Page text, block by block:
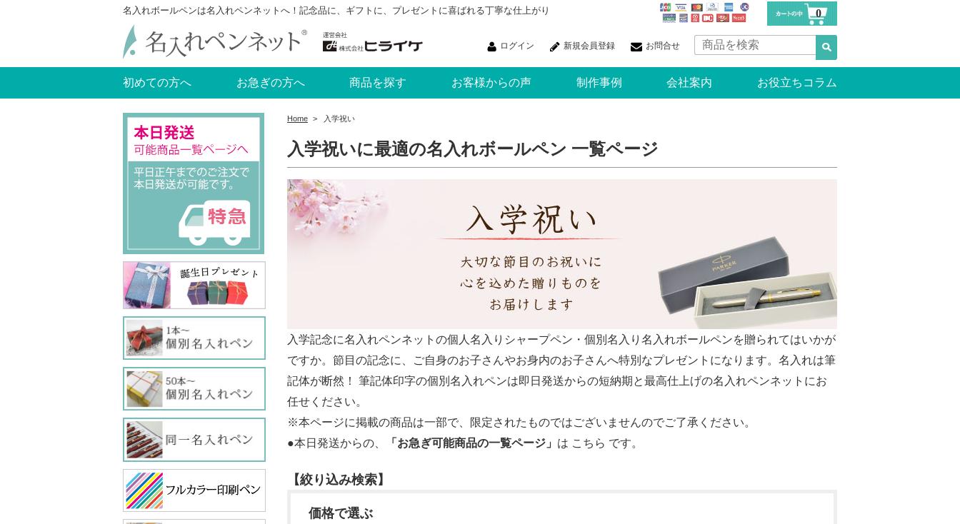
名入れボールペンは名入れペンネットへ！記念品に、ギフトに、プレゼントに喜ばれる丁寧な仕上がり 0
ログイン 新規会員登録 お問合せ
初めての方へ お急ぎの方へ 商品を探す お客様からの声 制作事例 会社案内 お役立ちコラム
Home > 入学祝い
入学祝いに最適の名入れボールペン 一覧ページ
入学記念に名入れペンネット の個人名入りシャープペン・ 個別名入り名入れボールペンを贈られてはいかが
ですか。節目の記念に、ご自身のお子さんやお身内のお子さんへ特別なプレゼントになります。名入れは筆
記体が断然！ 筆記体印字の個別名入れペンは即日発送からの短納期と最高仕上げの名入れペンネットにお
任せください。
※本ページに掲載の商品は一部で、限定されたものではございませんのでご了承ください。
●本日発送からの、
「お急ぎ可能商品の一覧ページ」 は こちら です。
【絞り込み検索】
価格で選ぶ